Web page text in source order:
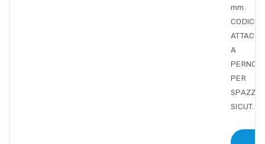
mm.
CODICE
ATTACCO
A
PERNO
PER
SICUT..